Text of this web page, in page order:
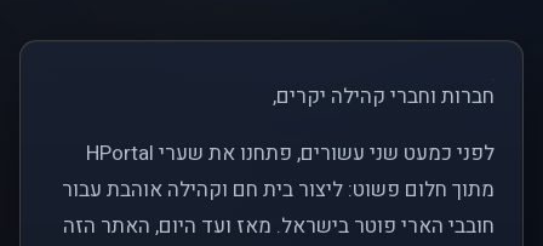
חברות וחברי קהילה יקרים,
לפני כמעט שני עשורים, פתחנו את שערי HPortal
מתוך חלום פשוט: ליצור בית חם וקהילה אוהבת עבור
חובבי הארי פוטר בישראל. מאז ועד היום, האתר הזה